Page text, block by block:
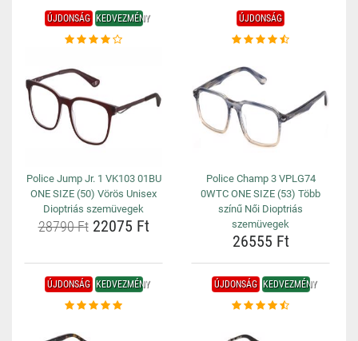
ÚJDONSÁG KEDVEZMÉNY
Police Jump Jr. 1 VK103 01BU
ONE SIZE (50) Vörös Unisex
Dioptriás szemüvegek
28790 Ft22075 Ft
ÚJDONSÁG
Police Champ 3 VPLG74
0WTC ONE SIZE (53) Több
színű Női Dioptriás
szemüvegek
26555 Ft
ÚJDONSÁG KEDVEZMÉNY ÚJDONSÁG KEDVEZMÉNY